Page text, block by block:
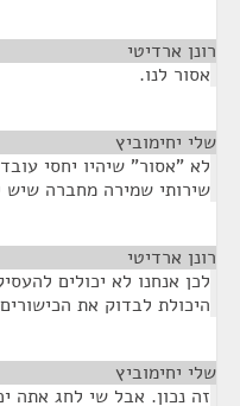
רונן ארדיטי
אסור לנו.
שלי יחימוביץ
לא "אסור" שיהיו יחסי
שירותי שמירה מחברה שיש
רונן ארדיטי
לכן אנחנו לא יכולים
היכולת לבדוק את
שלי יחימוביץ
זה נכון. אבל שי לחג אתה